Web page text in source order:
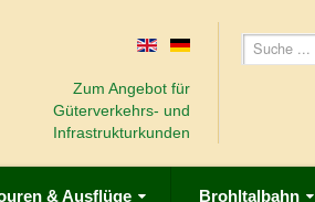
Zum Angebot für
Güterverkehrs- und
Infrastrukturkunden
& Ausflüge Brohltalbahn